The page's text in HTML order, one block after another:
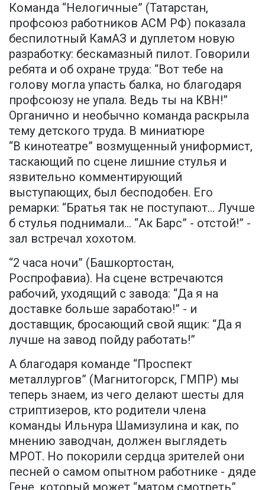
Команда “Нелогичные” (Татарстан,
профсоюз работников АСМ РФ) показала
беспилотный КамАЗ и дуплетом новую
разработку: бескамазный пилот. Говорили
ребята и об охране труда: “Вот тебе на
голову могла упасть балка, но благодаря
профсоюзу не упала. Ведь ты на КВН!”
Органично и необычно команда раскрыла
тему детского труда. В миниатюре
“В кинотеатре” возмущенный униформист,
таскающий по сцене лишние стулья и
язвительно комментирующий
выступающих, был бесподобен. Его
ремарки: “Братья так не поступают… Лучше
б стулья поднимали… “Ак Барс” - отстой!” -
зал встречал хохотом.
“2 часа ночи” (Башкортостан,
Роспрофавиа). На сцене встречаются
рабочий, уходящий с завода: “Да я на
доставке больше заработаю!” - и
доставщик, бросающий свой ящик: “Да я
лучше на завод пойду работать!”
А благодаря команде “Проспект
металлургов” (Магнитогорск, ГМПР) мы
теперь знаем, из чего делают шесты для
стриптизеров, кто родители члена
команды Ильнура Шамизулина и как, по
мнению заводчан, должен выглядеть
МРОТ. Но покорили сердца зрителей они
песней о самом опытном работнике - дяде
Гене, который может “матом смотреть”,